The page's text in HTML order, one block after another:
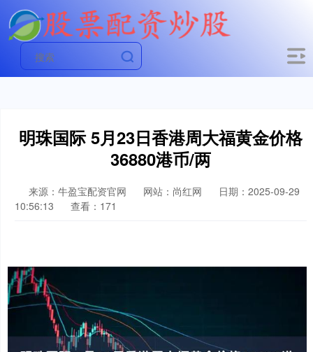
明珠国际 5月23日香港周大福黄金价格
36880港币/两
来源：牛盈宝配资官网 网站：尚红网
日期：2025-09-29
10:56:13
查看：171